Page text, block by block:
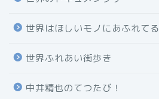
世界はほしいモノにあふれてる
世界ふれあい街歩き
中井精也のてつたび！